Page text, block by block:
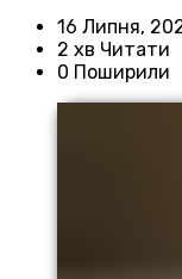
16 Липня,
2 хв Читати
0 Поширили